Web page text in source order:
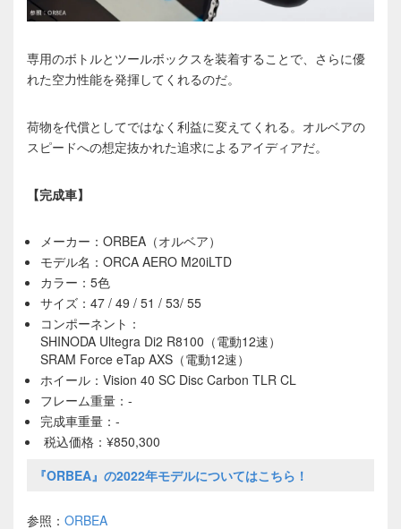
専用のボトルとツールボックスを装着することで、さらに優
れた空力性能を発揮してくれるのだ。
荷物を代償としてではなく利益に変えてくれる。オルベアの
スピードへの想定抜かれた追求によるアイディアだ。
【完成車】
メーカー：ORBEA（オルベア）
モデル名：ORCA AERO M20iLTD
カラー：5色
サイズ：47 / 49 / 51 / 53/ 55
コンポーネント：
SHINODA Ultegra Di2 R8100（電動12速）
SRAM Force eTap AXS（電動12速）
ホイール：Vision 40 SC Disc Carbon TLR CL
フレーム重量：-
完成車重量：-
税込価格：¥850,300
『ORBEA』の2022年モデルについてはこちら！
参照： ORBEA